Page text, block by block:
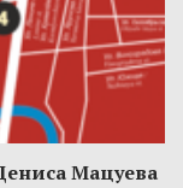
Мацуева